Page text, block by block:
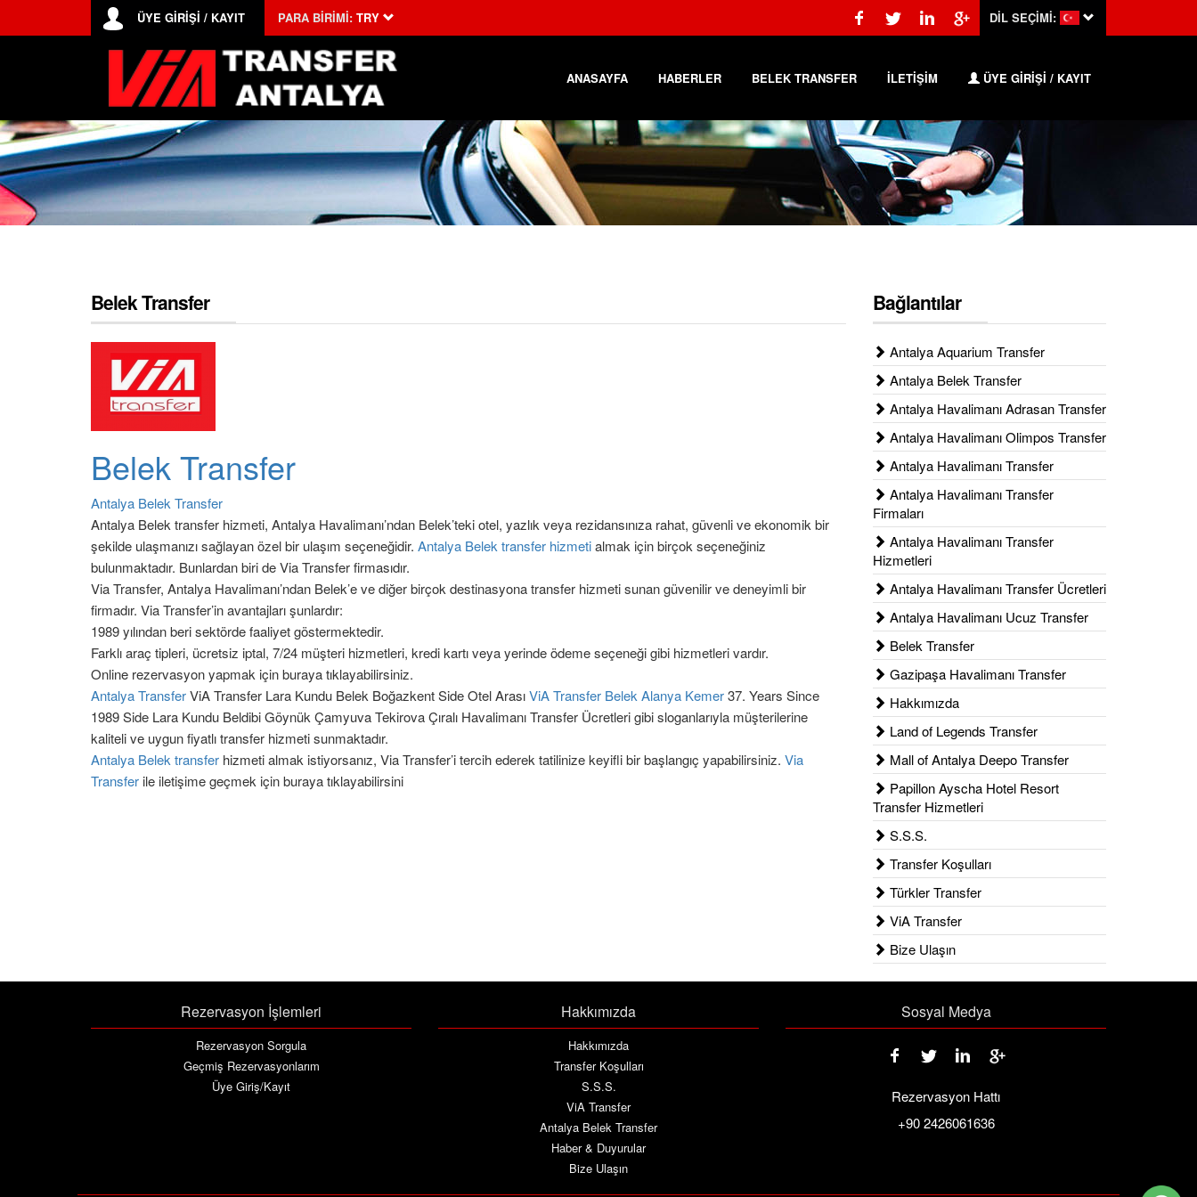
ÜYE GİRİŞİ / KAYIT PARA BİRİMİ: TRY DİL SEÇİMİ:
ANASAYFA HABERLER BELEK TRANSFER İLETİŞİM ÜYE GİRİŞİ / KAYIT
Belek Transfer
Belek Transfer
Antalya Belek Transfer
Antalya Belek transfer hizmeti, Antalya Havalimanı’ndan Belek’teki otel, yazlık veya rezidansınıza rahat, güvenli ve ekonomik bir
şekilde ulaşmanızı sağlayan özel bir ulaşım seçeneğidir. Antalya Belek transfer hizmetialmak için birçok seçeneğiniz
bulunmaktadır. Bunlardan biri de Via Transfer firmasıdır.
Via Transfer, Antalya Havalimanı’ndan Belek’e ve diğer birçok destinasyona transfer hizmeti sunan güvenilir ve deneyimli bir
firmadır. Via Transfer’in avantajları şunlardır:
1989 yılından beri sektörde faaliyet göstermektedir.
Farklı araç tipleri, ücretsiz iptal, 7/24 müşteri hizmetleri, kredi kartı veya yerinde ödeme seçeneği gibi hizmetleri vardır.
Online rezervasyon yapmak için buraya tıklayabilirsiniz.
Antalya TransferViA Transfer Lara Kundu Belek Boğazkent Side Otel ArasıViA Transfer Belek Alanya Kemer37. Years Since
1989 Side Lara Kundu Beldibi Göynük Çamyuva Tekirova Çıralı Havalimanı Transfer Ücretleri gibi sloganlarıyla müşterilerine
kaliteli ve uygun fiyatlı transfer hizmeti sunmaktadır.
Antalya Belek transfer hizmeti almak istiyorsanız, Via Transfer’i tercih ederek tatilinize keyifli bir başlangıç yapabilirsiniz. Via
Transfer ile iletişime geçmek için buraya tıklayabilirsini
Bağlantılar
Antalya Aquarium Transfer
Antalya Belek Transfer
Antalya Havalimanı Adrasan Transfer
Antalya Havalimanı Olimpos Transfer
Antalya Havalimanı Transfer
Antalya Havalimanı Transfer
Firmaları
Antalya Havalimanı Transfer
Hizmetleri
Antalya Havalimanı Transfer Ücretleri
Antalya Havalimanı Ucuz Transfer
Belek Transfer
Gazipaşa Havalimanı Transfer
Hakkımızda
Land of Legends Transfer
Mall of Antalya Deepo Transfer
Papillon Ayscha Hotel Resort
Transfer Hizmetleri
S.S.S.
Transfer Koşulları
Türkler Transfer
ViA Transfer
Bize Ulaşın
Rezervasyon İşlemleri
Rezervasyon Sorgula
Geçmiş Rezervasyonlarım
Üye Giriş/Kayıt
Hakkımızda
Hakkımızda
Transfer Koşulları
S.S.S.
ViA Transfer
Antalya Belek Transfer
Haber & Duyurular
Bize Ulaşın
Sosyal Medya
Rezervasyon Hattı
+90 2426061636